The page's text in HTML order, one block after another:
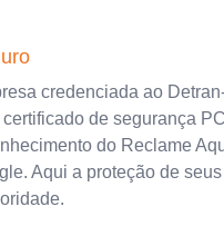
credenciada ao
certificado de segurança
do Reclame
Aqui a proteção de